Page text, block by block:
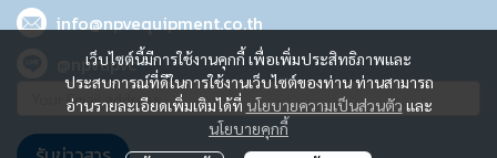
เว็บไซต์นี้มีการใช้งานคุกกี้ เพื่อเพิ่มประสิทธิภาพและ
ประสบการณ์ที่ดีในการใช้งานเว็บไซต์ของท่าน ท่านสามารถ
อ่านรายละเอียดเพิ่มเติมได้ที่ นโยบายความเป็นส่วนตัว และ
นโยบายคุกกี้
info@npvequipment.co.th
@npvupvc